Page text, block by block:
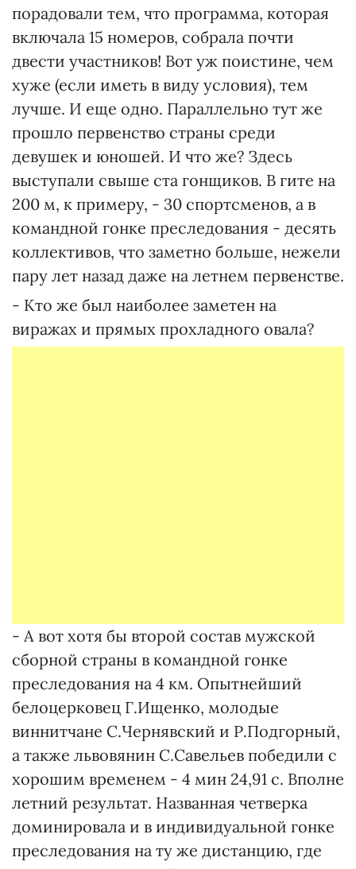
порадовали тем, что программа, которая
включала 15 номеров, собрала почти
двести участников! Вот уж поистине, чем
хуже (если иметь в виду условия), тем
лучше. И еще одно. Параллельно тут же
прошло первенство страны среди
девушек и юношей. И что же? Здесь
выступали свыше ста гонщиков. В гите на
200 м, к примеру, - 30 спортсменов, а в
командной гонке преследования - десять
коллективов, что заметно больше, нежели
пару лет назад даже на летнем первенстве.
- Кто же был наиболее заметен на
виражах и прямых прохладного овала?
- А вот хотя бы второй состав мужской
сборной страны в командной гонке
преследования на 4 км. Опытнейший
белоцерковец Г.Ищенко, молодые
виннитчане С.Чернявский и Р.Подгорный,
а также львовянин С.Савельев победили с
хорошим временем - 4 мин 24,91 с. Вполне
летний результат. Названная четверка
доминировала и в индивидуальной гонке
преследования на ту же дистанцию, где